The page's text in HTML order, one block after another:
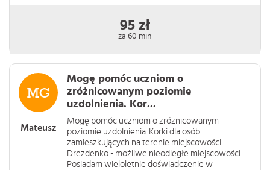
95 zł
za 60 min
Mateusz
Mogę pomóc uczniom o
zróżnicowanym poziomie
uzdolnienia. Kor...
Mogę pomóc uczniom o zróżnicowanym
poziomie uzdolnienia. Korki dla osób
zamieszkujących na terenie miejscowości
Drezdenko - możliwe nieodległe miejscowości.
Posiadam wieloletnie doświadczenie w